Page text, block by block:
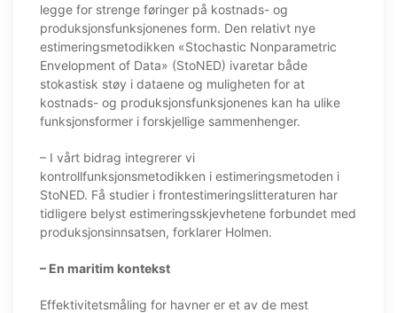
legge for strenge føringer på kostnads- og
produksjonsfunksjonenes form. Den relativt nye
estimeringsmetodikken «Stochastic Nonparametric
Envelopment of Data» (StoNED) ivaretar både
stokastisk støy i dataene og muligheten for at
kostnads- og produksjonsfunksjonenes kan ha ulike
funksjonsformer i forskjellige sammenhenger.
– I vårt bidrag integrerer vi
kontrollfunksjonsmetodikken i estimeringsmetoden i
StoNED. Få studier i frontestimeringslitteraturen har
tidligere belyst estimeringsskjevhetene forbundet med
produksjonsinnsatsen, forklarer Holmen.
– En maritim kontekst
Effektivitetsmåling for havner er et av de mest